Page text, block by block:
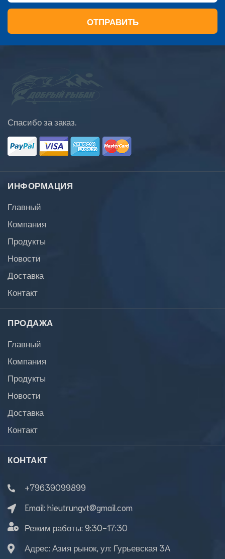
ОТПРАВИТЬ
Спасибо за заказ.
ИНФОРМАЦИЯ
Главный
Компания
Продукты
Новости
Доставка
Контакт
ПРОДАЖА
Главный
Компания
Продукты
Новости
Доставка
Контакт
КОНТАКТ
+79639099899
Email: hieutrungvt@gmail.com
Режим работы: 9:30-17:30
Адрес: Азия рынок, ул: Гурьевская 3А